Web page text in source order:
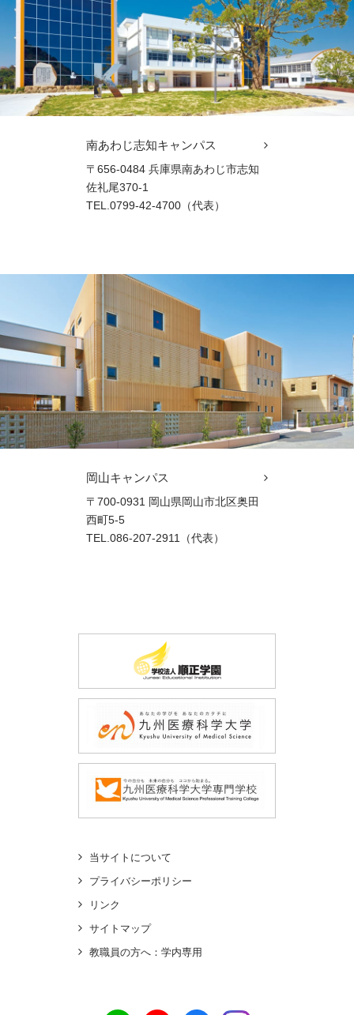
南あわじ志知キャンパス
〒656-0484 兵庫県南あわじ市志知
佐礼尾370-1
TEL.0799-42-4700（代表）
岡山キャンパス
〒700-0931 岡山県岡山市北区奥田
西町5-5
TEL.086-207-2911（代表）
当サイトについて
プライバシーポリシー
リンク
サイトマップ
教職員の方へ：学内専用